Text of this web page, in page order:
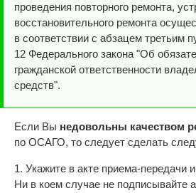
проведения повторного ремонта,
восстановительного ремонта
в соответствии с абзацем третьим
12 Федерального закона "Об
гражданской ответственности
средств".
Если Вы недовольны качеством
по ОСАГО, то следует сделать
1. Укажите в акте приема-передачи
Ни в коем случае не подписывайте